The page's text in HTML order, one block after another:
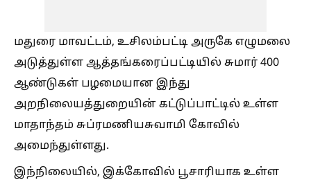
மதுரை மாவட்டம், உசிலம்பட்டி அருகே எழுமலை
அடுத்துள்ள ஆத்தங்கரைப்பட்டியில் சுமார் 400
ஆண்டுகள் பழமையான இந்து
அறநிலையத்துறையின் கட்டுப்பாட்டில் உள்ள
மாதாந்தம் சுப்ரமணியசுவாமி கோவில்
அமைந்துள்ளது.
இந்நிலையில், இக்கோவில் பூசாரியாக உள்ள